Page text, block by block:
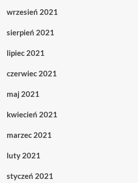
wrzesień 2021
sierpień 2021
lipiec 2021
czerwiec 2021
maj 2021
kwiecień 2021
marzec 2021
luty 2021
styczeń 2021